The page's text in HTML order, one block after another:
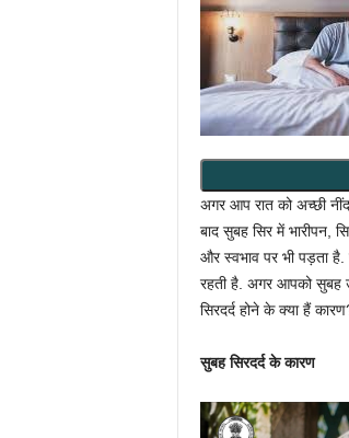
अगर आप रात को अच्छी
बाद सुबह सिर में भारीपन,
और स्वभाव पर भी पड़ता
रहती है. अगर आपको सुबह
सिरदर्द होने के क्या हैं
सुबह सिरदर्द के कारण